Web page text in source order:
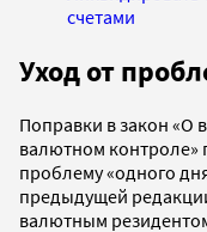
счетами
Уход от
Поправки в закон «О
валютном контроле»
проблему «одного
предыдущей
валютным